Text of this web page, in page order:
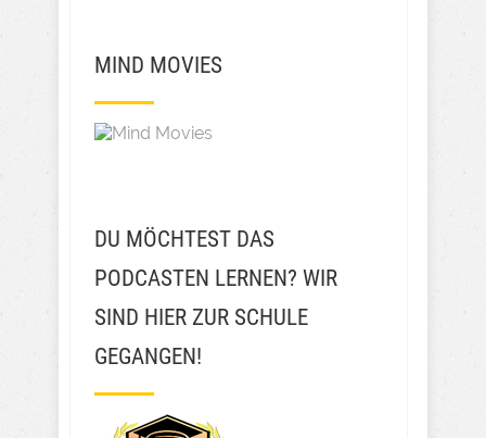
MIND MOVIES
DU MÖCHTEST DAS
PODCASTEN LERNEN? WIR
SIND HIER ZUR SCHULE
GEGANGEN!